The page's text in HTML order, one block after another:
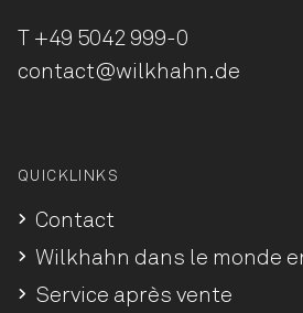
+49 5042 999-0
contact@wilkhahn.de
QUICKLINKS
Contact
Wilkhahn dans le monde
Service après vente